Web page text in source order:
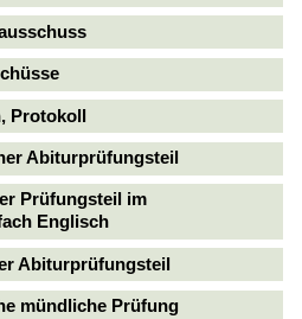
Protokoll
Abiturprüfungsteil
Prüfungsteil im
Englisch
Abiturprüfungsteil
mündliche Prüfung